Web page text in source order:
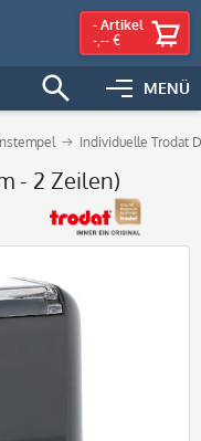
MENÜ
- Artikel
-,-- €
Individuelle Trodat
- 2 Zeilen)